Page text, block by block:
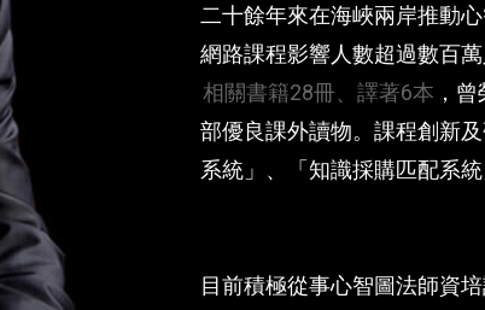
二十餘年來在海峽兩岸推動
網路課程影響人數超過數百
相關書籍28冊、譯著6本 ，
部優良課外讀物。課程創新
系統」、「知識採購匹配系
目前積極從事心智圖法師資